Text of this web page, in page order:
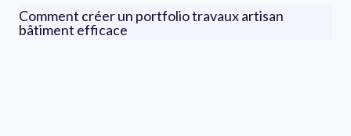
Comment créer un portfolio travaux artisan
bâtiment efficace